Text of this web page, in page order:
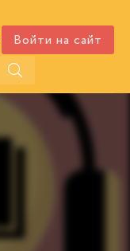
.COM
Войти на сайт